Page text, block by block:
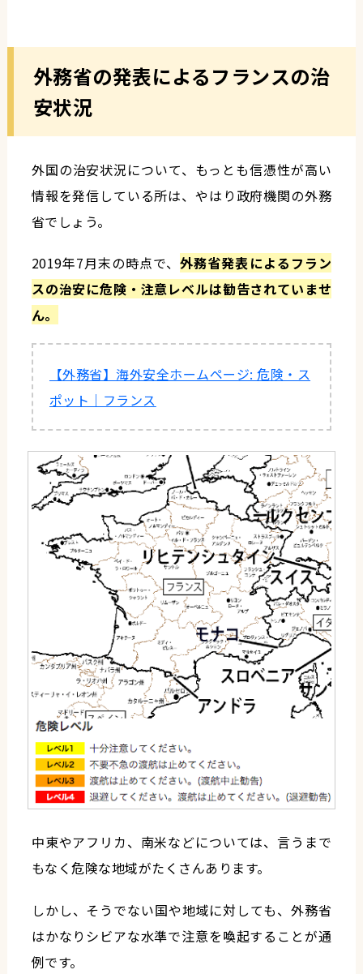
外務省の発表によるフランスの治
安状況
外国の治安状況について、もっとも信憑性が高い
情報を発信している所は、やはり政府機関の外務
省でしょう。
2019年7月末の時点で、外務省発表によるフラン
スの治安に危険・注意レベルは勧告されていませ
ん。
【外務省】海外安全ホームページ: 危険・ス
ポット｜フランス
中東やアフリカ、南米などについては、言うまで
もなく危険な地域がたくさんあります。
しかし、そうでない国や地域に対しても、外務省
はかなりシビアな水準で注意を喚起することが通
例です。